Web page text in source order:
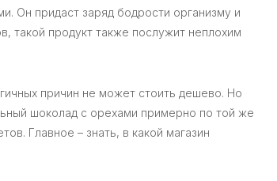
Он придаст заряд бодрости организму и
такой продукт также послужит неплохим
причин не может стоить дешево. Но
шоколад с орехами примерно по той же
Главное – знать, в какой магазин